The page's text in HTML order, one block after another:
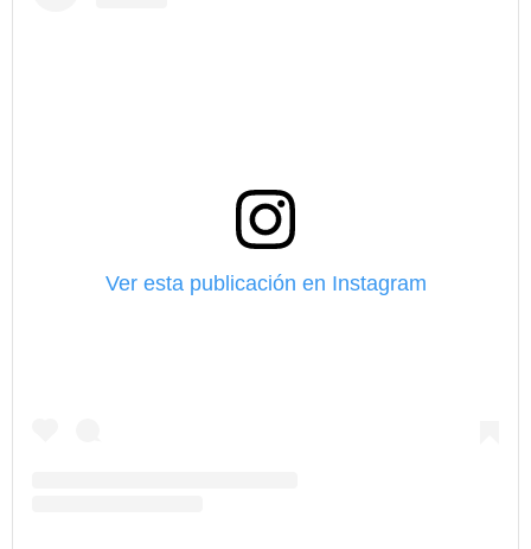
Ver esta publicación en Instagram